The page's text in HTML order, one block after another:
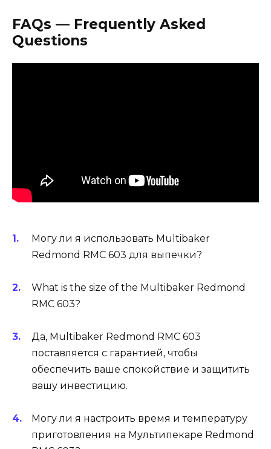
FAQs — Frequently Asked
Questions
Могу ли я использовать Multibaker
Redmond RMC 603 для выпечки?
What is the size of the Multibaker Redmond
RMC 603?
Да, Multibaker Redmond RMC 603
поставляется с гарантией, чтобы
обеспечить ваше спокойствие и защитить
вашу инвестицию.
Могу ли я настроить время и температуру
приготовления на Мультипекаре Redmond